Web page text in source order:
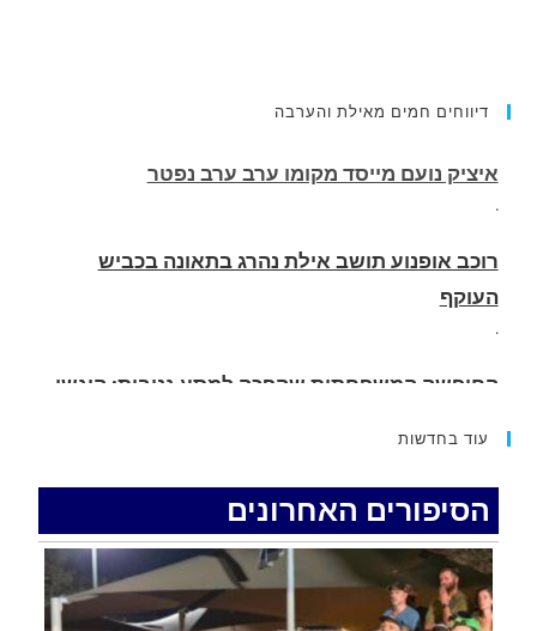
דיווחים חמים מאילת והערבה
רוכב אופנוע תושב אילת נהרג בתאונה בכביש
העוקף
החופשה המשפחתית שהפכה למסע גניבות: הוגשו
.
רכב התנגש במעקה בטיחות בכביש 90 בסמוך לעין
חצבה. פצועים
עוד בחדשות
הסיפורים האחרונים